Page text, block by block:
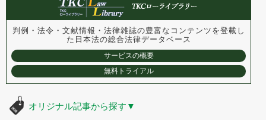
判例・法令・文献情報・法律雑誌の豊富なコンテンツを登載し
た 日本法の総合法律データベース
サービスの概要
無料トライアル
オリジナル記事から探す ▼